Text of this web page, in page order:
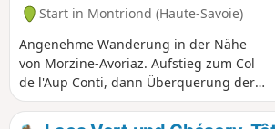
Start in Montriond (Haute-Savoie)
Angenehme Wanderung in der Nähe
von Morzine-Avoriaz. Aufstieg zum Col
de l'Aup Conti, dann Überquerung der
Bergkämme. Die Wanderung ist nicht
besonders schwierig und bietet einen